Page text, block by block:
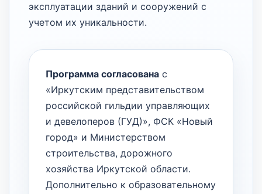
эксплуатации зданий и сооружений с
учетом их уникальности.
Программа согласована с
«Иркутским представительством
российской гильдии управляющих
и девелоперов (ГУД)», ФСК «Новый
город» и Министерством
строительства, дорожного
хозяйства Иркутской области.
Дополнительно к образовательному